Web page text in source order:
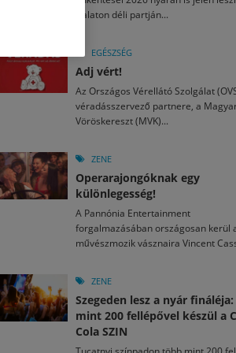
nézők 10 kedvenc filmje 2026 első
2026. JÚL. 3.
án hozzánk is megérkezik a Rocktábor
a jubileumi Művészetek Völgye – még
kulturális ünnep
Fesztivál 2026
egy mese: 30 napos mesekihívást indít a
2026. MÁJ. 11.
László kapta az Artisjus Irodalmi
Balaton déli partján...
EGÉSZSÉG
Adj vért!
Az Országos Vérellátó Szolgálat
véradásszervező partnere, a
Vöröskereszt (MVK)...
ZENE
Operarajongóknak egy
különlegesség!
A Pannónia Entertainment
forgalmazásában országosan kerül
művészmozik vásznaira Vincent
ZENE
Szegeden lesz a nyár
mint 200 fellépővel készül a
Cola SZIN